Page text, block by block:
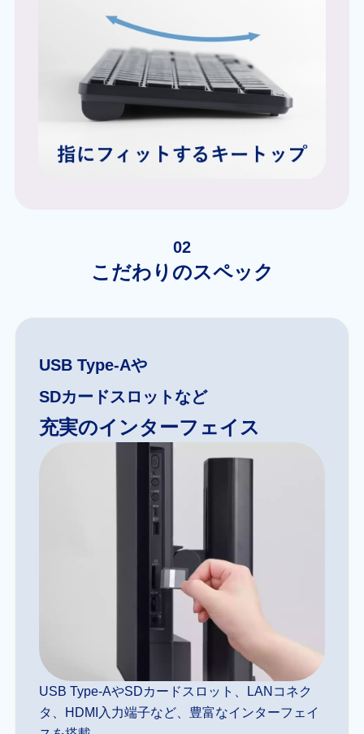
02
こだわりのスペック
USB Type-Aや
SDカードスロットなど
充実のインターフェイス
USB Type-AやSDカードスロット、LANコネク
タ、HDMI入力端子など、豊富なインターフェイ